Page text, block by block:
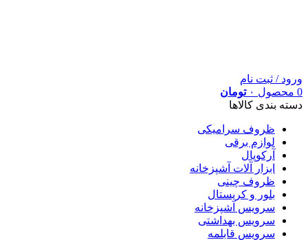
ورود / ثبت نام
0 محصول ۰ تومان
دسته بندی کالاها
ظروف سرامیکی
لوازم برقی
آرکوپال
ابزار آلات آشپزخانه
ظروف چینی
بلور و کریستال
سرویس آشپزخانه
سرویس بهداشتی
سرویس قابلمه